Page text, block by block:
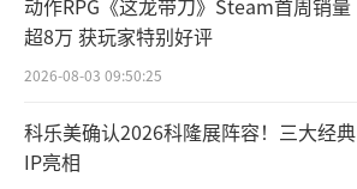
动作RPG《这龙带刀》Steam首周销量
超8万 获玩家特别好评
2026-08-03 09:50:25
科乐美确认2026科隆展阵容！三大经典
IP亮相